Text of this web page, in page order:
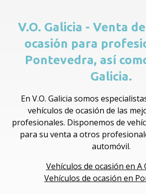
V.O. Galicia - Venta
ocasión para
Pontevedra, así
Galicia.
En V.O. Galicia somos
vehículos de ocasión de las
profesionales. Disponemos de
para su venta a otros
automóvil.
Vehículos de ocasión en A
Vehículos de ocasión en